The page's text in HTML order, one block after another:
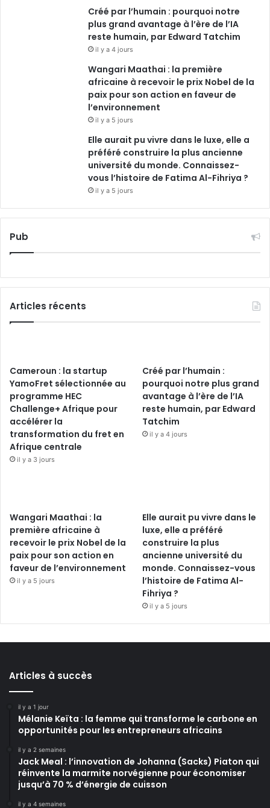
Créé par l’humain : pourquoi notre
plus grand avantage à l’ère de l’IA
reste humain, par Edward Tatchim
il y a 4 jours
Wangari Maathai : la première
africaine à recevoir le prix Nobel de la
paix pour son action en faveur de
l’environnement
il y a 5 jours
Elle aurait pu vivre dans le luxe, elle a
préféré construire la plus ancienne
université du monde. Connaissez-
vous l’histoire de Fatima Al-Fihriya ?
il y a 5 jours
Pub
Articles récents
Cameroun : la startup
YamoFret sélectionnée au
programme HEC
Challenge+ Afrique pour
accélérer la
transformation du fret en
Afrique centrale
il y a 3 jours
Créé par l’humain :
pourquoi notre plus grand
avantage à l’ère de l’IA
reste humain, par Edward
Tatchim
il y a 4 jours
Wangari Maathai : la
première africaine à
recevoir le prix Nobel de la
paix pour son action en
faveur de l’environnement
il y a 5 jours
Elle aurait pu vivre dans le
luxe, elle a préféré
construire la plus
ancienne université du
monde. Connaissez-vous
l’histoire de Fatima Al-
Fihriya ?
il y a 5 jours
Articles à succès
il y a 1 jour
Mélanie Keïta : la femme qui transforme le carbone en
opportunités pour les entrepreneurs africains
il y a 2 semaines
Jack Meal : l’innovation de Johanna (Sacks) Piaton qui
réinvente la marmite norvégienne pour économiser
jusqu’à 70 % d’énergie de cuisson
il y a 4 semaines